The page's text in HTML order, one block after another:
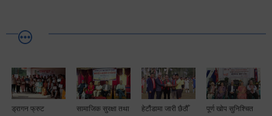
ड्रागन फ्रुट
सामाजिक सुरक्षा तथा
हेटौंडामा जारी छैठौँ
पूर्ण खोप सुनिश्चित